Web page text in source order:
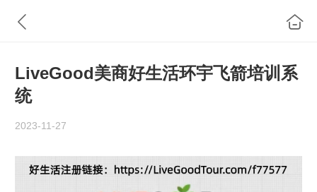
LiveGood美商好生活环宇飞箭培训系
统
2023-11-27